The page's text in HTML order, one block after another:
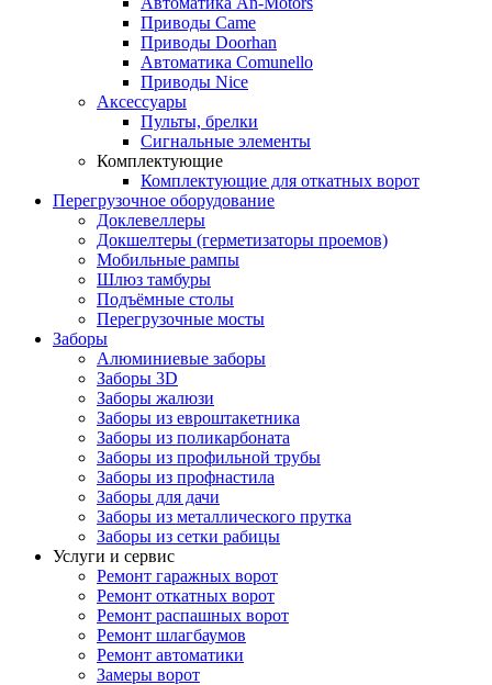
Приводы Came
Приводы Doorhan
Автоматика Comunello
Приводы Nice
Аксессуары
Пульты, брелки
Сигнальные элементы
Комплектующие
Комплектующие для откатных ворот
Перегрузочное оборудование
Доклевеллеры
Докшелтеры (герметизаторы проемов)
Мобильные рампы
Шлюз тамбуры
Подъёмные столы
Перегрузочные мосты
Заборы
Алюминиевые заборы
Заборы 3D
Заборы жалюзи
Заборы из евроштакетника
Заборы из поликарбоната
Заборы из профильной трубы
Заборы из профнастила
Заборы для дачи
Заборы из металлического прутка
Заборы из сетки рабицы
Услуги и сервис
Ремонт гаражных ворот
Ремонт откатных ворот
Ремонт распашных ворот
Ремонт шлагбаумов
Ремонт автоматики
Замеры ворот